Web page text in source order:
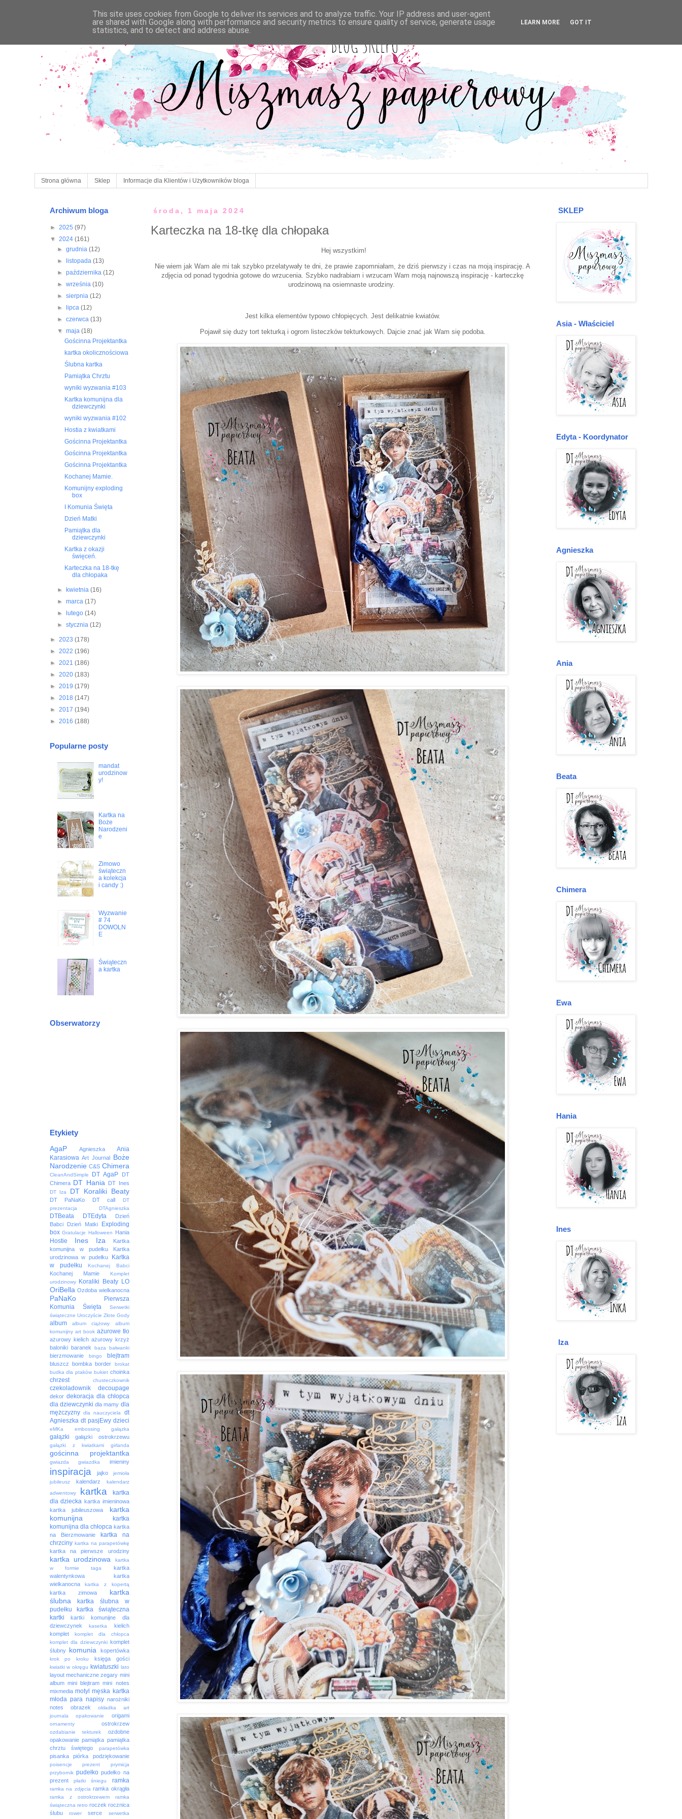
Strona główna Sklep Informacje dla Klientów i Użytkowników bloga
środa, 1 maja 2024
Karteczka na 18-tkę dla chłopaka
Hej wszystkim!
Nie wiem jak Wam ale mi tak szybko przelatywały te dni, że prawie zapomniałam, że dziś pierwszy i czas na moją inspirację. A
zdjęcia od ponad tygodnia gotowe do wrzucenia. Szybko nadrabiam i wrzucam Wam moją najnowszą inspirację - karteczkę
urodzinową na osiemnaste urodziny.
Jest kilka elementów typowo chłopięcych. Jest delikatnie kwiatów.
Pojawił się duży tort tekturką i ogrom listeczków tekturkowych. Dajcie znać jak Wam się podoba.
Archiwum bloga
► 2025 (97)
▼ 2024 (161)
► grudnia (12)
►
listopada (13)
► października (12)
► września (10)
► sierpnia (12)
►
lipca (12)
► czerwca (13)
▼ maja (18)
Gościnna Projektantka
kartka okolicznościowa
Ślubna kartka
Pamiątka Chrztu
wyniki wyzwania #103
Kartka komunijna dla
dziewczynki
wyniki wyzwania #102
Hostia z kwiatkami
Gościnna Projektantka
Gościnna Projektantka
Gościnna Projektantka
Kochanej Mamie.
Komunijny exploding
box
I Komunia Święta
Dzień Matki
Pamiątka dla
dziewczynki
Kartka z okazji
święceń.
Karteczka na 18-tkę
dla chłopaka
► kwietnia (16)
► marca (17)
►
lutego (14)
► stycznia (12)
► 2023 (178)
► 2022 (196)
► 2021 (186)
► 2020 (183)
► 2019 (179)
► 2018 (147)
► 2017 (194)
► 2016 (188)
Popularne posty
mandat
urodzinow
y!
Kartka na
Boże
Narodzeni
e
Zimowo
świąteczn
a kolekcja
i candy :)
Wyzwanie
# 74
DOWOLN
E
Świąteczn
a kartka
Obserwatorzy
Etykiety
AgaP Agnieszka
Ania
Karasiowa Art Journal
Boże
Narodzenie C&S Chimera
CleanAndSimple DT AgaP
DT
Chimera DT Hania DT Ines
DT Iza DT Koraliki Beaty
DT PaNaKo DT call
DT
prezentacja
DTAgnieszka
DTBeata DTEdyta
Dzień
Babci
Dzień Matki
Exploding
box Gratulacje Halloween Hania
Hostie Ines Iza
Kartka
komunijna w pudełku
Kartka
urodzinowa w pudełku
Kartka
w pudełku
Kochanej Babci
Kochanej Mamie
Komplet
urodzinowy
Koraliki Beaty LO
OriBella Ozdoba wielkanocna
PaNaKo
Pierwsza
Komunia Święta
Serwetki
świąteczne Uroczyście Złote Gody
album album ciążowy
album
komunijny art book ażurowe tło
ażurowy kielich ażurowy krzyż
baloniki
baranek baza bałwanki
bierzmowanie bingo blejtram
bluszcz bombka border
brokat
budka dla ptaków bukiet choinka
chrzest chusteczkownik
czekoladownik decoupage
dekor dekoracja dla chłopca
dla dziewczynki dla mamy dla
mężczyzny dla nauczyciela
dt
Agnieszka dt pasjEwy dzieci
eMKa embossing gałązka
gałązki gałązki ostrokrzewu
gałązki z kwiatkami girlanda
gościnna projektantka
gwiazda gwiazdka imieniny
inspiracja jajko
jemioła
jubileusz
kalendarz
kalendarz
adwentowy
kartka
kartka
dla dziecka kartka imieninowa
kartka jubileuszowa
kartka
komunijna
kartka
komunijna dla chłopca kartka
na Bierzmowanie
kartka na
chrzciny kartka na parapetówkę
kartka na pierwsze urodziny
kartka urodzinowa
kartka
w formie taga
kartka
walentynkowa
kartka
wielkanocna
kartka z kopertą
kartka zimowa
kartka
ślubna
kartka ślubna w
pudełku
kartka świąteczna
kartki
kartki komunijne dla
dziewczynek
kasetka
kielich
komplet
komplet dla chłopca
komplet dla dziewczynki komplet
ślubny
komunia kopertówka
krok po kroku księga gości
kwiatki w okręgu kwiatuszki lato
layout mechaniczne zegary mini
album mini blejtram mini notes
mixmedia motyl męska kartka
młoda para napisy narożniki
notes
obrazek
okładka art
journala
opakowanie origami
ornamenty ostrokrzew
ozdabianie tekturek
ozdobne
opakowanie pamiątka pamiątka
chrztu świętego
parapetówka
pisanka piórka podziękowanie
poisencje prezent
prymicja
przybornik pudełko pudełko na
prezent
płatki śniegu ramka
ramka na zdjęcia ramka okrągła
ramka z ostrokrzewem
ramka
świąteczna retro roczek rocznica
ślubu
rower serce
serwetka
SKLEP
Asia - Właściciel
Edyta - Koordynator
Agnieszka
Ania
Beata
Chimera
Ewa
Hania
Ines
Iza
This site uses cookies from Google to deliver its services and to analyze traffic. Your IP address and user-agent
are shared with Google along with performance and security metrics to ensure quality of service, generate usage
statistics, and to detect and address abuse.
LEARN MORE GOT IT